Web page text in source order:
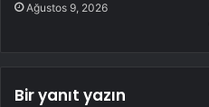
Ağustos 9, 2026
Bir yanıt yazın